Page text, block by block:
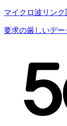
マイクロ波リンク
要求の厳しいデ